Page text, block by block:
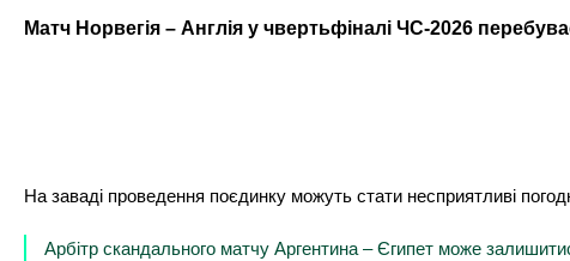
Матч Норвегія – Англія у чвертьфіналі ЧС-2026
На заваді проведення поєдинку можуть стати несприятливі
Арбітр скандального матчу Аргентина – Єгипет може